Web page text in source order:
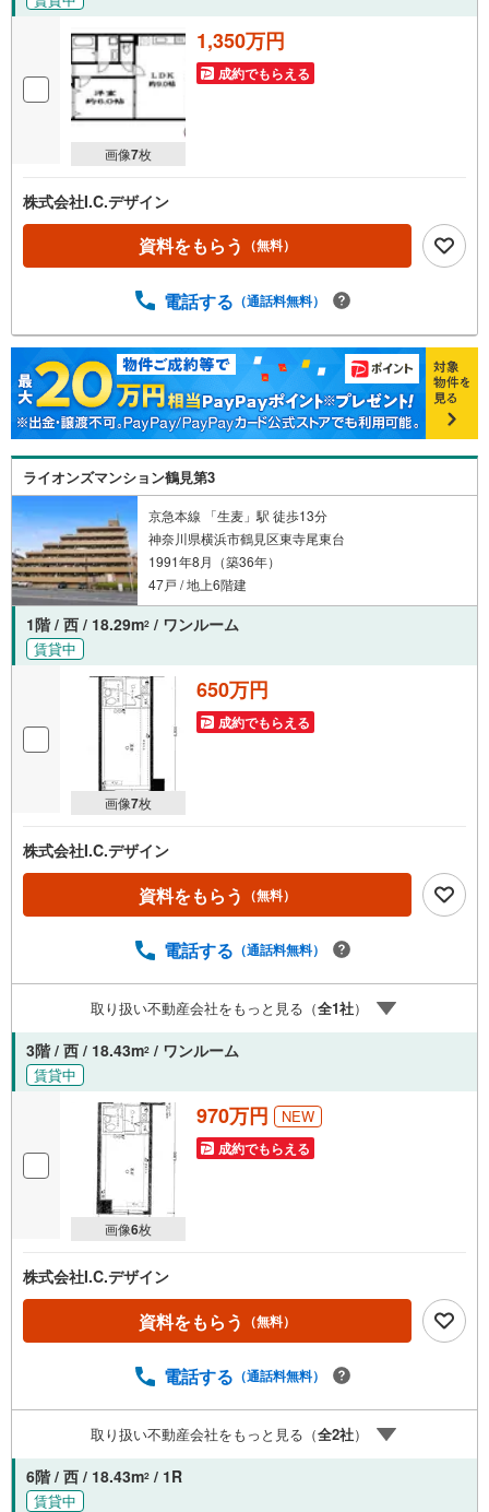
画像7枚
1,350万円
成約でもらえる
株式会社I.C.デザイン
資料をもらう （無料）
電話する （通話料無料）
ライオンズマンション鶴見第3
京急本線 「生麦」駅 徒歩13分
神奈川県横浜市鶴見区東寺尾東台
1991年8月（築36年）
47戸 / 地上6階建
1階 / 西 / 18.29m2 / ワンルーム
賃貸中
画像7枚
650万円
成約でもらえる
株式会社I.C.デザイン
資料をもらう （無料）
電話する （通話料無料）
取り扱い不動産会社をもっと見る（全1社）
3階 / 西 / 18.43m2 / ワンルーム
賃貸中
画像6枚
970万円 NEW
成約でもらえる
株式会社I.C.デザイン
資料をもらう （無料）
電話する （通話料無料）
取り扱い不動産会社をもっと見る（全2社）
6階 / 西 / 18.43m2 / 1R
賃貸中